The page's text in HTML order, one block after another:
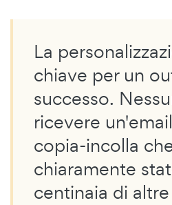
La
chiave per un
successo.
ricevere
copia-incolla
chiaramente
centinaia di